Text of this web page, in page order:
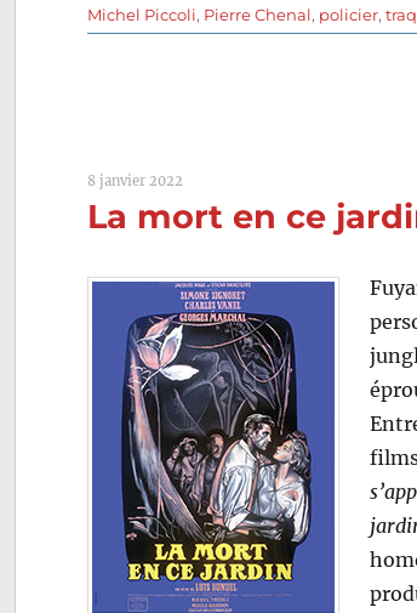
le
Michel Piccoli, Pierre Chenal, policier,
8 janvier 2022
La mort en ce